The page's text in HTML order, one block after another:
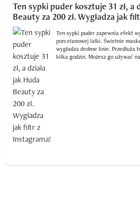
Ten sypki puder kosztuje 31 zł, a
Beauty za 200 zł. Wygładza jak
Ten sypki puder zapewnia efekt
porcelanowej lalki. Świetnie
wygładza drobne linie. Przedłuża
kilka godzin. Możesz go używać